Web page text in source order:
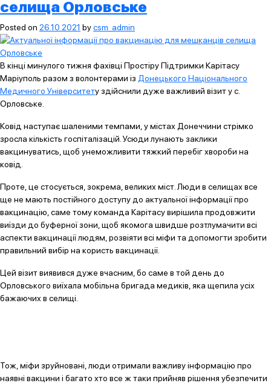
селища Орловське
Posted on 26.10.2021 bycsm_admin
В кінці минулого тижня фахівці Простіру Підтримки Карітасу
Маріуполь разом з волонтерами із Донецького Національного
Медичного Університету здійснили дуже важливий візит у с.
Орловське.
Ковід наступає шаленими темпами, у містах Донеччини стрімко
зросла кількість госпіталізацій. Усюди лунають заклики
вакцинуватись, щоб унеможливити тяжкий перебіг хвороби на
ковід.
Проте, це стосується, зокрема, великих міст. Люди в селищах все
ще не мають постійного доступу до актуальної інформації про
вакцинацію, саме тому команда Карітасу вирішила продовжити
виїзди до буферної зони, щоб якомога швидше розтлумачити всі
аспекти вакцинації людям, розвіяти всі міфи та допомогти зробити
правильний вибір на користь вакцинації.
Цей візит виявився дуже вчасним, бо саме в той день до
Орловського виїхала мобільна бригада медиків, яка щепила усіх
бажаючих в селищі.
Тож, міфи зруйновані, люди отримали важливу інформацію про
наявні вакцини і багато хто все ж таки прийняв рішення убезпечити